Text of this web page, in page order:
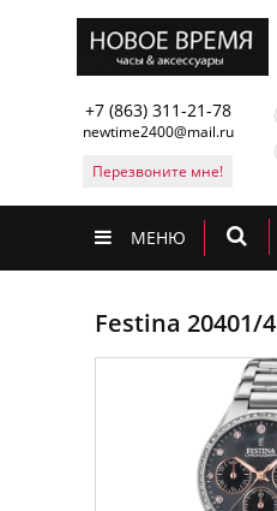
+7 (863) 311-21-78
newtime2400@mail.ru
Перезвоните мне!
МЕНЮ
Festina 20401/4